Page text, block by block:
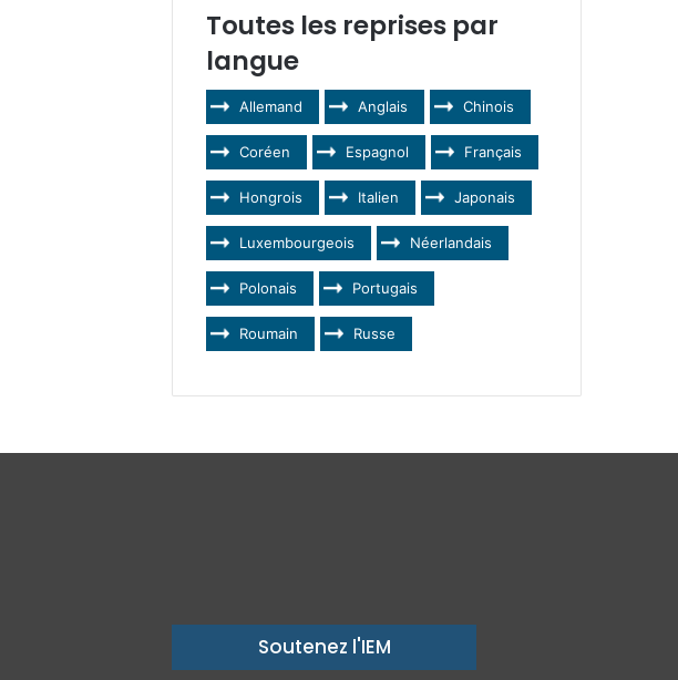
Toutes les reprises par
langue
Allemand Anglais Chinois
Coréen Espagnol Français
Hongrois Italien Japonais
Luxembourgeois Néerlandais
Polonais Portugais
Roumain Russe
Soutenez l'IEM